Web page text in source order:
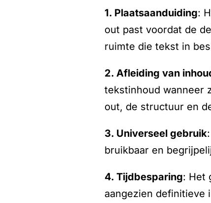
1. Plaatsaanduiding:
out past voordat de
ruimte die tekst in
2. Afleiding van
tekstinhoud wanneer
out, de structuur en
3. Universeel gebruik
bruikbaar en
4. Tijdbesparing: Het
aangezien definitieve